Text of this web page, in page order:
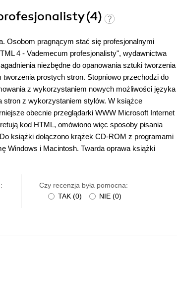
(4)
Osobom pragnącym stać się profesjonalnymi
4 - Vademecum profesjonalisty", wydawnictwa
niezbędne do opanowania sztuki tworzenia
prostych stron. Stopniowo przechodzi do
z wykorzystaniem nowych możliwości języka
stron z wykorzystaniem stylów. W książce
obecnie przeglądarki WWW Microsoft Internet
kod HTML, omówiono więc sposoby pisania
książki dołączono krążek CD-ROM z programami
Windows i Macintosh. Twarda oprawa książki
Czy recenzja była pomocna:
TAK (0) NIE (0)